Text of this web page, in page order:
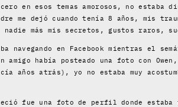
en esos temas amorosos, no
me dejó cuando tenía 8 años, mis
más mis secretos, gustos raros,
navegando en Facebook mientras el
había posteado una foto con
años atrás), yo no estaba muy
fue una foto de perfil donde